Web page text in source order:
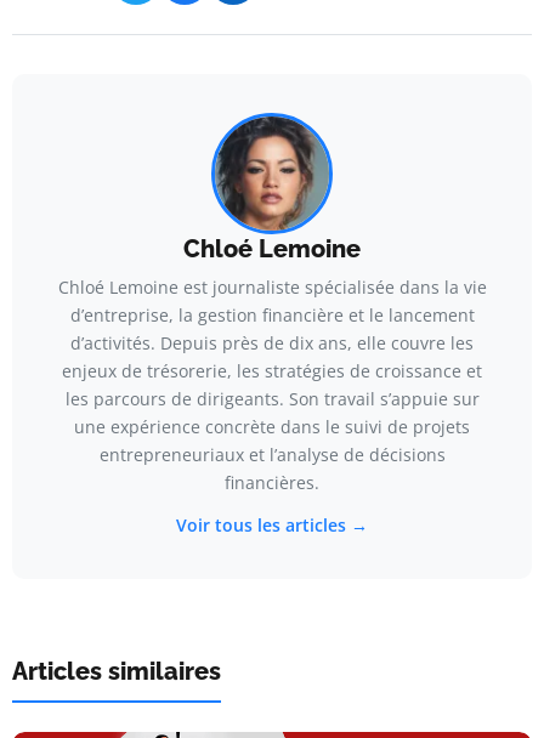
Chloé Lemoine
Chloé Lemoine est journaliste spécialisée dans la vie
d’entreprise, la gestion financière et le lancement
d’activités. Depuis près de dix ans, elle couvre les
enjeux de trésorerie, les stratégies de croissance et
les parcours de dirigeants. Son travail s’appuie sur
une expérience concrète dans le suivi de projets
entrepreneuriaux et l’analyse de décisions
financières.
Voir tous les articles →
Articles similaires